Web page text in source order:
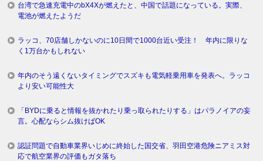
台湾で急速充電中のbX4Xが燃えたと、中国で話題になっている。実際、
電池が燃えたようだ
ラッコ、70店舗しかないのに10日間で1000台近い受注！ 年内に限りな
く1万台かもしれない
年内のそう遠くないタイミングでスズキも電気軽乗用車を発表へ。ラッコ
より安い可能性大
「BYDに乗ると情報を抜かれたり乗っ取られたりする」はパラノイアの妄
言。心配ならシム抜けばOK
認証問題で自動車業界いじめに終始した国交省、羽田空港危険ニアミス対
応で航空業界の評価もガタ落ち